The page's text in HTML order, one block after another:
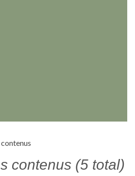
contenus (5 total)